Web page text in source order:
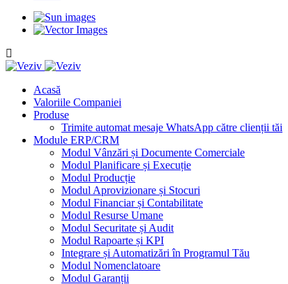
Acasă
Valoriile Companiei
Produse
Trimite automat mesaje WhatsApp către clienții tăi
Module ERP/CRM
Modul Vânzări și Documente Comerciale
Modul Planificare și Execuție
Modul Producție
Modul Aprovizionare și Stocuri
Modul Financiar și Contabilitate
Modul Resurse Umane
Modul Securitate și Audit
Modul Rapoarte și KPI
Integrare și Automatizări în Programul Tău
Modul Nomenclatoare
Modul Garanții